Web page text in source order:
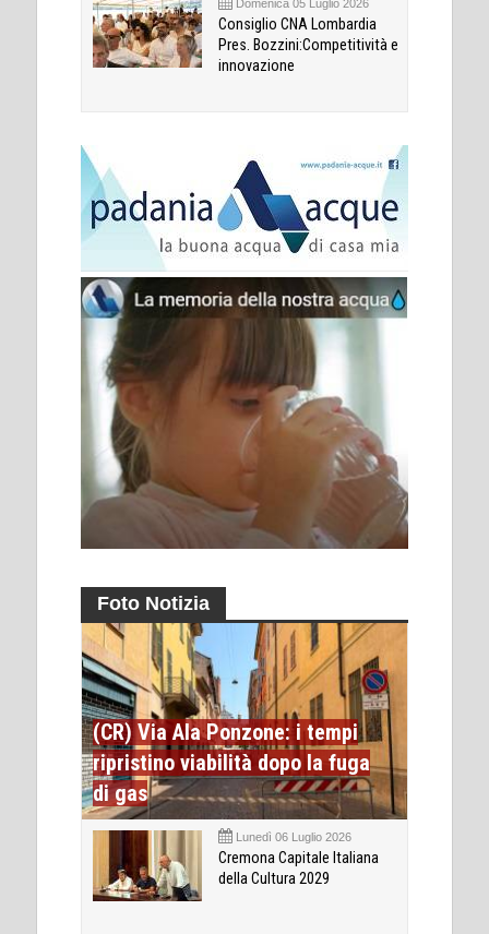
Domenica 05 Luglio 2026
Consiglio CNA Lombardia
Pres. Bozzini:Competitività e
innovazione
Foto Notizia
(CR) Via Ala Ponzone: i tempi
ripristino viabilità dopo la fuga
di gas
Lunedì 06 Luglio 2026
Cremona Capitale Italiana
della Cultura 2029